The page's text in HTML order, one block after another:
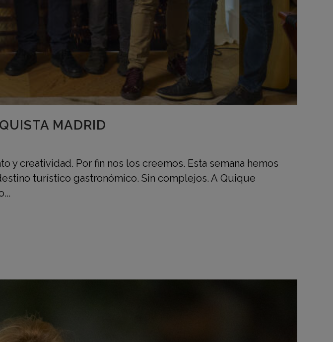
MADRID
y creatividad. Por fin nos los creemos. Esta semana hemos
turístico gastronómico. Sin complejos. A Quique